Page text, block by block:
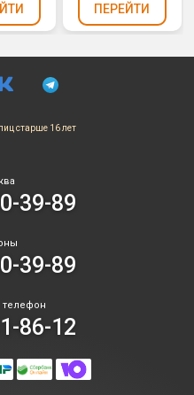
ПЕРЕЙТИ
старше 16 лет
39-89
39-89
86-12